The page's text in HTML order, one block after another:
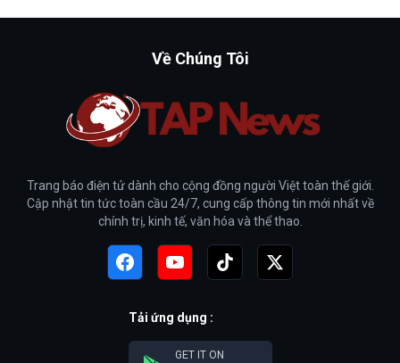
Về Chúng Tôi
Trang báo điện tử dành cho cộng đồng người Việt toàn thế giới.
Cập nhật tin tức toàn cầu 24/7, cung cấp thông tin mới nhất về
chính trị, kinh tế, văn hóa và thể thao.
Tải ứng dụng :
GET IT ON